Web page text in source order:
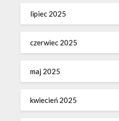
lipiec 2025
czerwiec 2025
maj 2025
kwiecień 2025